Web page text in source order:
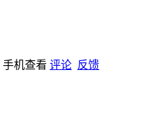
手机查看 评论 反馈